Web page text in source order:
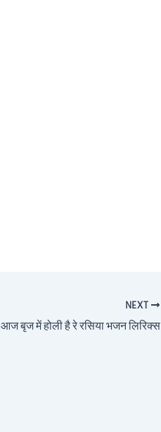
NEXT
आज बृज में होली है रे रसिया भजन लिरिक्स